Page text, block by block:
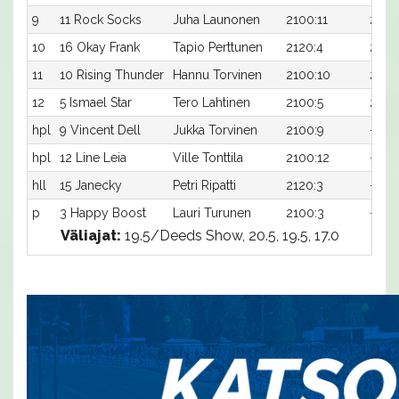
9
11 Rock Socks Juha Launonen 2100:11
21,0
10
16 Okay Frank Tapio Perttunen 2120:4
11
10 Rising Thunder Hannu Torvinen 2100:10
21,6
12
5 Ismael Star Tero Lahtinen 2100:5
25,9x
hpl
9 Vincent Dell Jukka Torvinen 2100:9
-
hpl
12 Line Leia Ville Tonttila 2100:12
-
hll
15 Janecky Petri Ripatti 2120:3
-
p
3 Happy Boost Lauri Turunen 2100:3 -
Väliajat: 19.5/Deeds Show, 20.5, 19.5, 17.0